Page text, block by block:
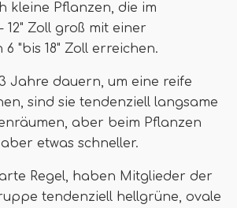
kleine Pflanzen, die im
12" Zoll groß mit einer
"bis 18" Zoll erreichen.
Jahre dauern, um eine reife
sind sie tendenziell langsame
aber beim Pflanzen
etwas schneller.
Regel, haben Mitglieder der
tendenziell hellgrüne, ovale